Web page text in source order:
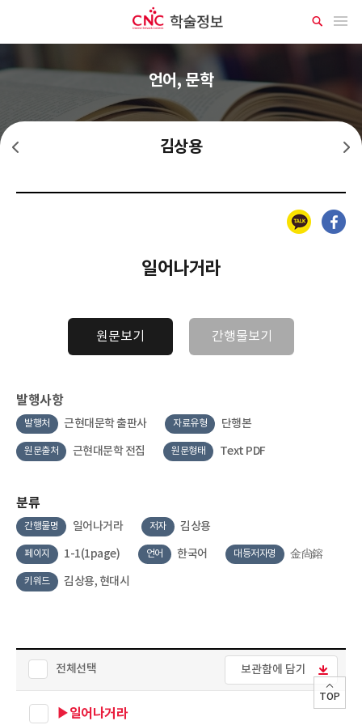
메뉴 열기
상
세
언어, 문학
김상용 김명순
카카오톡 페이스북
일어나거라
원문보기 간행물보기
발행사항
발행처 근현대문학 출판사 자료유형 단행본
원문출처 근현대문학 전집 원문형태 Text PDF
분류
간행물명 일어나거라 저자 김상용
페이지 1-1(1page) 언어 한국어 대등저자명 金尙鎔
키워드 김상용, 현대시
전체선택 보관함에 담기
▶일어나거라
TOP